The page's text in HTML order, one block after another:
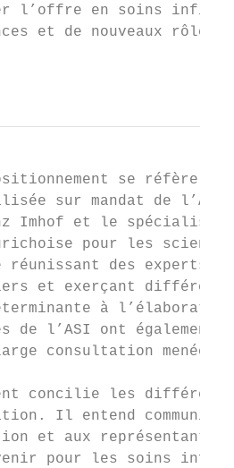
l’offre en soins
et de nouveaux rôles
se réfère
sur mandat de
Imhof et le spécialiste
pour les sciences
des experts
et exerçant
à
de l’ASI ont
consultation menée
concilie les
Il entend
et aux représentants
pour les soins